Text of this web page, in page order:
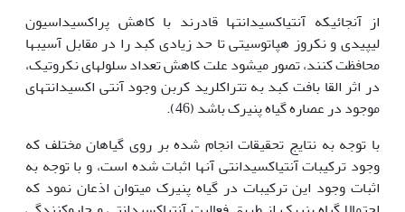
از آنجائی‏که آنتی­اکسیدانت­ها قادرند با کاهش پراکسیداسیون
لیپیدی و نکروز هپاتوسیتی تا حد زیادی کبد را در مقابل آسیب­ها
محافظت کنند، تصور می­شود علت کاهش تعداد سلول‏های نکروتیک،
در اثر القا بافت کبد به تتراکلرید کربن وجود آنتی اکسیدانت­های
موجود در عصاره گیاه پنیرک باشد (46).
با توجه به نتایج تحقیقات انجام شده بر روی گیاهان مختلف که
وجود ترکیبات آنتی­اکسیدانتی آن‏ها اثبات شده است، و با توجه به
اثبات وجود این ترکیبات در گیاه پنیرک می­توان اذعان نمود که